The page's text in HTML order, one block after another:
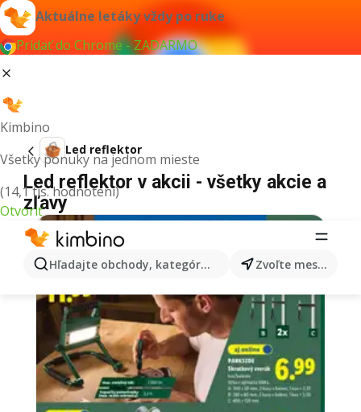
Aktuálne letáky vždy po ruke
Pridať do Chrome - ZADARMO
Kimbino
Všetky ponuky na jednom mieste
(14,1 tis. hodnotení)
Otvoriť
Hľadajte obchody, kategórie, produkty... Zvoľte mesto
Led reflektor
Led reflektor v akcii - všetky akcie a
zľavy